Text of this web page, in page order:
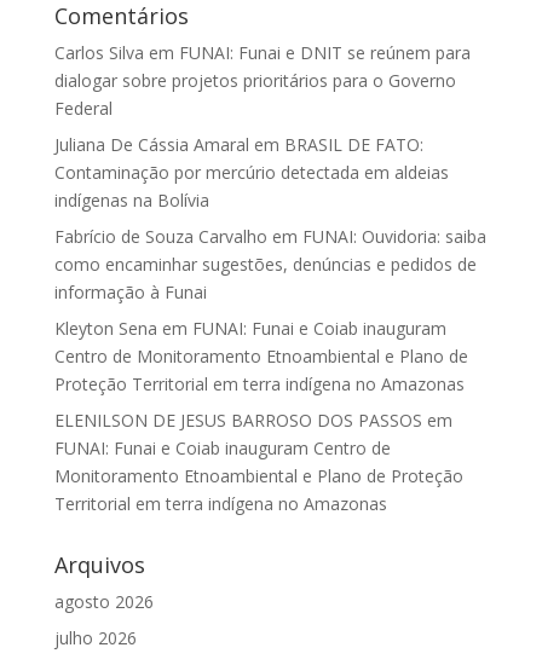
Comentários
Carlos Silva em FUNAI: Funai e DNIT se reúnem para
dialogar sobre projetos prioritários para o Governo
Federal
Juliana De Cássia Amaral em BRASIL DE FATO:
Contaminação por mercúrio detectada em aldeias
indígenas na Bolívia
Fabrício de Souza Carvalho em FUNAI: Ouvidoria: saiba
como encaminhar sugestões, denúncias e pedidos de
informação à Funai
Kleyton Sena em FUNAI: Funai e Coiab inauguram
Centro de Monitoramento Etnoambiental e Plano de
Proteção Territorial em terra indígena no Amazonas
ELENILSON DE JESUS BARROSO DOS PASSOS em
FUNAI: Funai e Coiab inauguram Centro de
Monitoramento Etnoambiental e Plano de Proteção
Territorial em terra indígena no Amazonas
Arquivos
agosto 2026
julho 2026